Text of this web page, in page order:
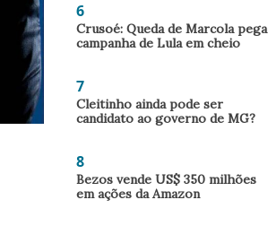
6
Crusoé: Queda de Marcola pega
campanha de Lula em cheio
7
Cleitinho ainda pode ser
candidato ao governo de MG?
8
Bezos vende US$ 350 milhões
em ações da Amazon